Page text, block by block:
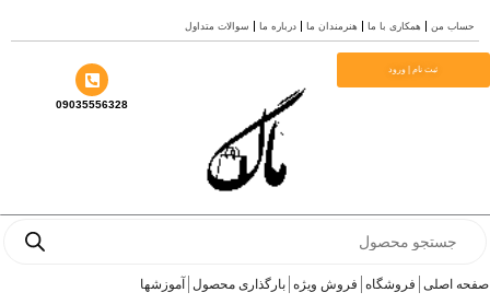
به
حساب من همکاری با ما هنرمندان ما درباره ما سوالات متداول
ثبت نام | ورود
09035556328
search
صفحه اصلی فروشگاه فروش ویژه بارگذاری محصول آموزشها